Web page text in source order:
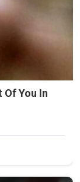
Of You In